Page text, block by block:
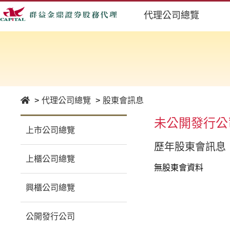
代理公司總覽
代理公司總覽 股東會訊息
上市公司總覽
上櫃公司總覽
興櫃公司總覽
公開發行公司
未公開發行公
歷年股東會訊息
無股東會資料